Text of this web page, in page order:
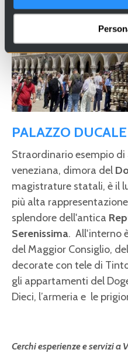
PALAZZO DUCALE
Straordinario esempio
veneziana, dimora del
magistrature statali, è il
più alta
splendore dell'antica
Serenissima. All'interno
del Maggior Consiglio,
decorate con tele di
gli appartamenti del
Dieci, l’armeria e le
Cerchi esperienze e servizi a